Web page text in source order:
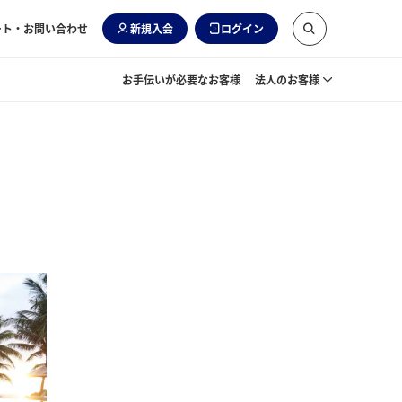
・お問い合わせ 新規入会 ログイン
お手伝いが必要なお客様 法人のお客様